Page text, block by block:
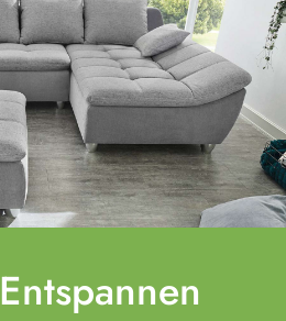
Entspannen